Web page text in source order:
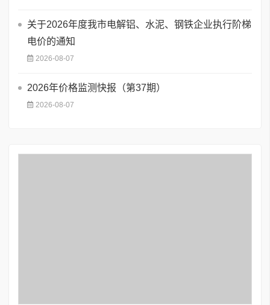
关于2026年度我市电解铝、水泥、钢铁企业执行阶梯
电价的通知
2026-08-07
2026年价格监测快报（第37期）
2026-08-07